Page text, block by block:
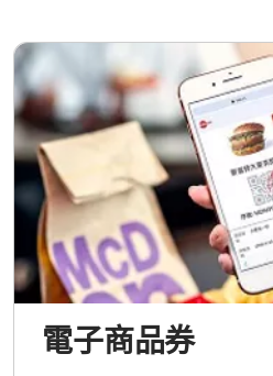
電子商品券